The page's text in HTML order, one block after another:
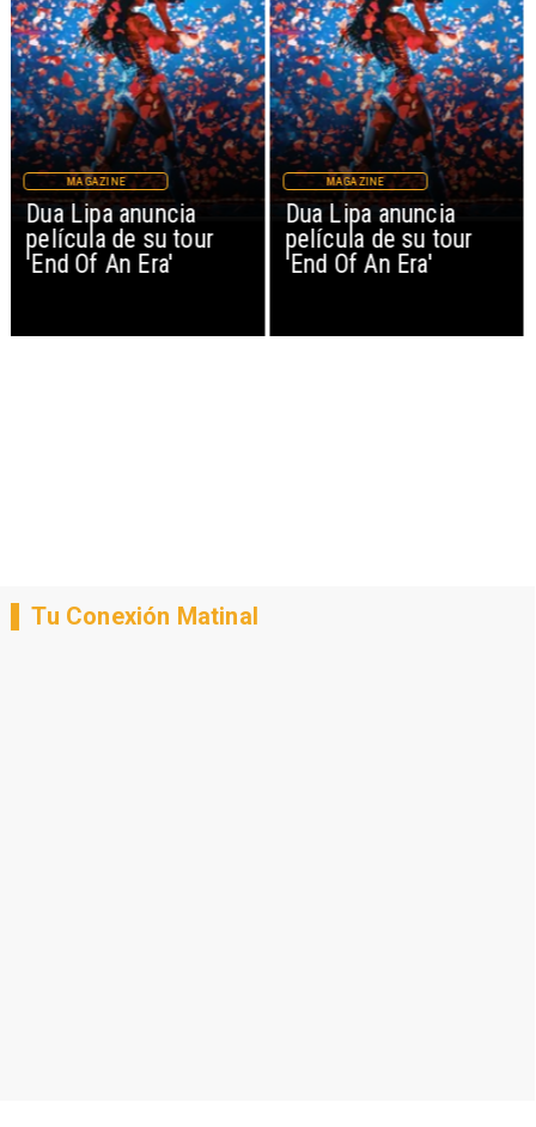
Dua Lipa anuncia
película de su tour
'End Of An Era'
MAGAZINE
Dua Lipa anuncia
película de su tour
'End Of An Era'
MAGAZINE
Tu Conexión Matinal